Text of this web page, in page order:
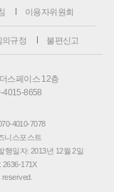
이용자위원회
의규정 불편신고
스페이스 12층
4015-8658
4010-7078
니스포스트
행일자: 2013년 12월 2일
2636-171X
reserved.